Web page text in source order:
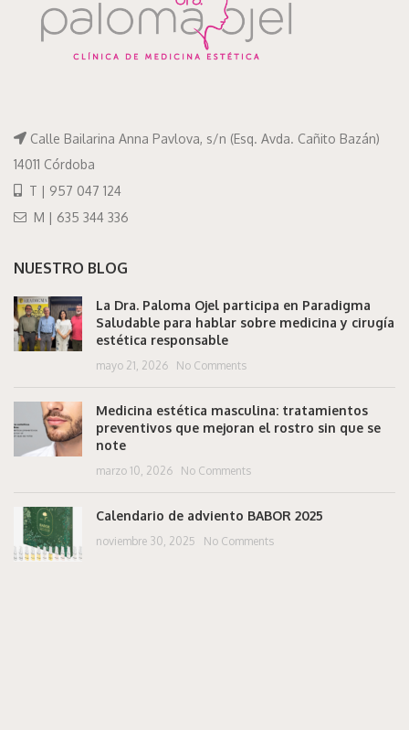
Calle Bailarina Anna Pavlova, s/n (Esq. Avda. Cañito Bazán)
14011 Córdoba
T | 957 047 124
M | 635 344 336
NUESTRO BLOG
La Dra. Paloma Ojel participa en Paradigma
Saludable para hablar sobre medicina y cirugía
estética responsable
mayo 21, 2026 No Comments
Medicina estética masculina: tratamientos
preventivos que mejoran el rostro sin que se
note
marzo 10, 2026 No Comments
Calendario de adviento BABOR 2025
noviembre 30, 2025 No Comments